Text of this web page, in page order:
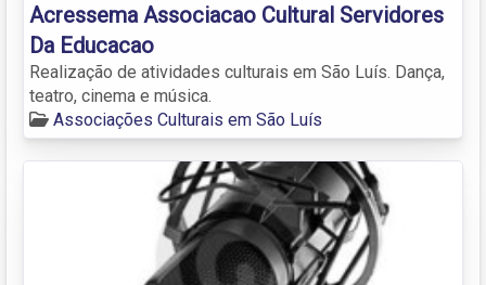
Acressema Associacao Cultural Servidores
Da Educacao
Realização de atividades culturais em São Luís. Dança,
teatro, cinema e música.
Associações Culturais em São Luís